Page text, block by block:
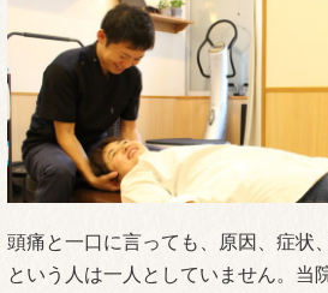
頭痛と一口に言っても、原因、症状
という人は一人としていません。当